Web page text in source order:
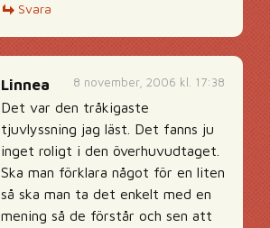
Svara
8 november, 2006 kl. 17:38
Linnea
Det var den tråkigaste
tjuvlyssning jag läst. Det fanns ju
inget roligt i den överhuvudtaget.
Ska man förklara något för en liten
så ska man ta det enkelt med en
mening så de förstår och sen att